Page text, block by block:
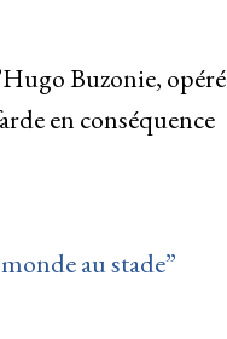
Buzonie, opéré
en conséquence
au stade”